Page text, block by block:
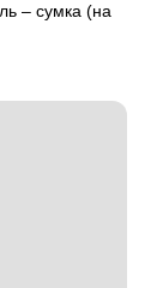
– сумка (на